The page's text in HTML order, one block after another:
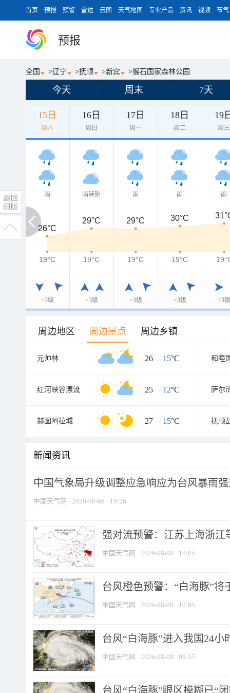
首页 预报 预警 雷达 云图 天气地图 专业产品 资讯 视频 节气
预报
全国 >辽宁 >抚顺 >新宾 >猴石国家森林公园
今天 周末 7天
15日
周六
16日
周日
17日
周一
18日
周二
19
周三
雨
<3级
雨转阴
<3级
雨
<3级
雨
<3级
雨
<3级
26°C
26°C
29°C 29°C 30°C
19°C
19°C 19°C 19°C 19°C
周边地区 周边景点 周边乡镇
元帅林 26 / 15°C 和睦
红河峡谷漂流 25 / 12°C 萨尔
赫图阿拉城 27 / 15°C
新闻资讯
中国气象局升级调整应急响应为台风暴雨
中国天气网 2026-08-08 10:26
强对流预警：江苏上海浙江
中国天气网 2026-08-08 10:05
台风橙色预警：“白海豚”将
中国天气网 2026-08-08 10:05
台风“白海豚”进入我国24
中国天气网 2026-08-08 09:55
台风“白海豚”眼区模糊已“